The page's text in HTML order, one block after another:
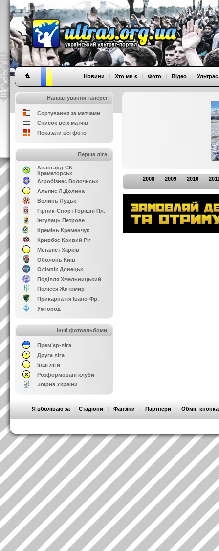
Новини | Хто ми є | Фото | Відео |
Налаштування галереї
Сортування за матчами
Список всіх матчів
Показати всі фото
Перша ліга
Авангард-СК
Краматорськ
Агробізнес Волочиськ
Альянс Л.Долина
Волинь Луцьк
Гірник-Спорт Горішні Пл.
Інгулець Петрове
Кремінь Кременчук
Кривбас Кривий Ріг
Металіст Харків
Оболонь Київ
Олімпік Донецьк
Поділля Хмельницький
Полісся Житомир
Прикарпаття Івано-Фр.
Ужгород
Інші фотоальбоми
Прем’єр-ліга
Друга ліга
Інші ліги
Розформовані клуби
Збірна України
2008 2009 2010
Я вболіваю за | Стадіони | Фанзіни | Партнери | Обмін